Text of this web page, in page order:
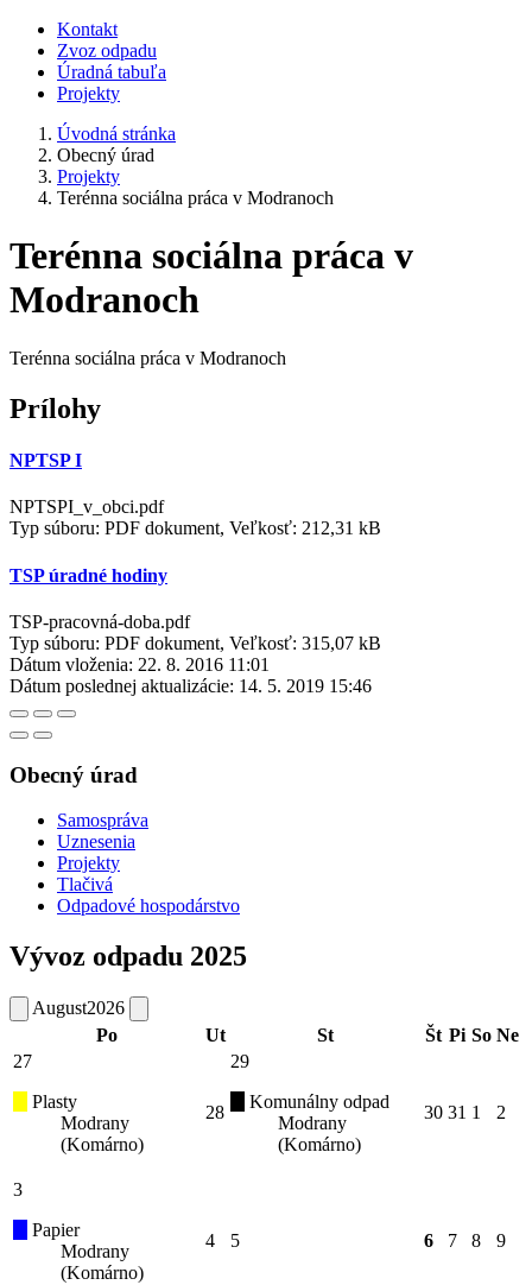
Kontakt
Zvoz odpadu
Úradná tabuľa
Projekty
Úvodná stránka
Obecný úrad
Projekty
Terénna sociálna práca v Modranoch
Terénna sociálna práca v
Modranoch
Terénna sociálna práca v Modranoch
Prílohy
NPTSP I
NPTSPI_v_obci.pdf
Typ súboru: PDF dokument, Veľkosť: 212,31 kB
TSP úradné hodiny
TSP-pracovná-doba.pdf
Typ súboru: PDF dokument, Veľkosť: 315,07 kB
Dátum vloženia: 22. 8. 2016 11:01
Dátum poslednej aktualizácie: 14. 5. 2019 15:46
Obecný úrad
Samospráva
Uznesenia
Projekty
Tlačivá
Odpadové hospodárstvo
Vývoz odpadu 2025
August2026
Po
Ut St Št Pi So Ne
27
Plasty
Modrany
(Komárno)
28
29
Komunálny odpad
Modrany
(Komárno)
30 31 1 2
3
Papier
Modrany
(Komárno)
4 5 6 7 8 9